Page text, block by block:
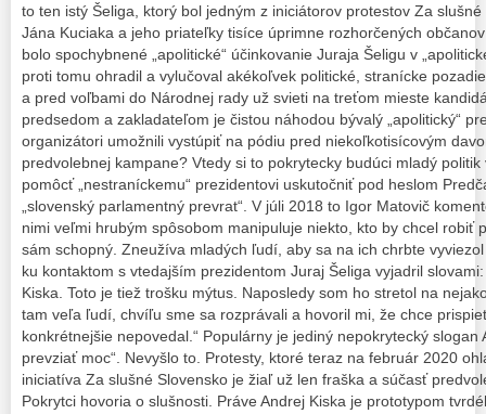
to ten istý Šeliga, ktorý bol jedným z iniciátorov protestov Za
Jána Kuciaka a jeho priateľky tisíce úprimne rozhorčených
bolo spochybnené „apolitické“ účinkovanie Juraja Šeligu v
proti tomu ohradil a vylučoval akékoľvek politické, stranícke
a pred voľbami do Národnej rady už svieti na treťom mieste
predsedom a zakladateľom je čistou náhodou bývalý „apolitický“
organizátori umožnili vystúpiť na pódiu pred niekoľkotisícovým
predvolebnej kampane? Vtedy si to pokrytecky budúci mladý
pomôcť „nestraníckemu“ prezidentovi uskutočniť pod heslom
„slovenský parlamentný prevrat“. V júli 2018 to Igor Matovič
nimi veľmi hrubým spôsobom manipuluje niekto, kto by chcel robiť
sám schopný. Zneužíva mladých ľudí, aby sa na ich chrbte
ku kontaktom s vtedajším prezidentom Juraj Šeliga vyjadril
Kiska. Toto je tiež trošku mýtus. Naposledy som ho stretol na
tam veľa ľudí, chvíľu sme sa rozprávali a hovoril mi, že chce
konkrétnejšie nepovedal.“ Populárny je jediný nepokrytecký slogan
prevziať moc“. Nevyšlo to. Protesty, ktoré teraz na február 2020
iniciatíva Za slušné Slovensko je žiaľ už len fraška a súčasť
Pokrytci hovoria o slušnosti. Práve Andrej Kiska je prototypom